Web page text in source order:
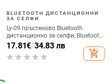
BLUETOOTH ДИСТАНЦИОННИ
ЗА СЕЛФИ
Ly-09 пръстеново Bluetooth
дистанционно за селфи, Bluetooth
5.3, ABS материал, тегло 10
17.81€/34.83 лв
add_shopping_cart